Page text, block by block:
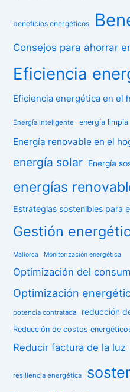
beneficios energéticos
Consejos para ahorrar
Eficiencia
Eficiencia energética en el
Energía inteligente energía limpia
Energía renovable en el
energía solar Energía
energías
Estrategias sostenibles para
Gestión
Mallorca Monitorización energética
Optimización del
Optimización
potencia contratada reducción
Reducción de costos
Reducir factura de la luz
resiliencia energética